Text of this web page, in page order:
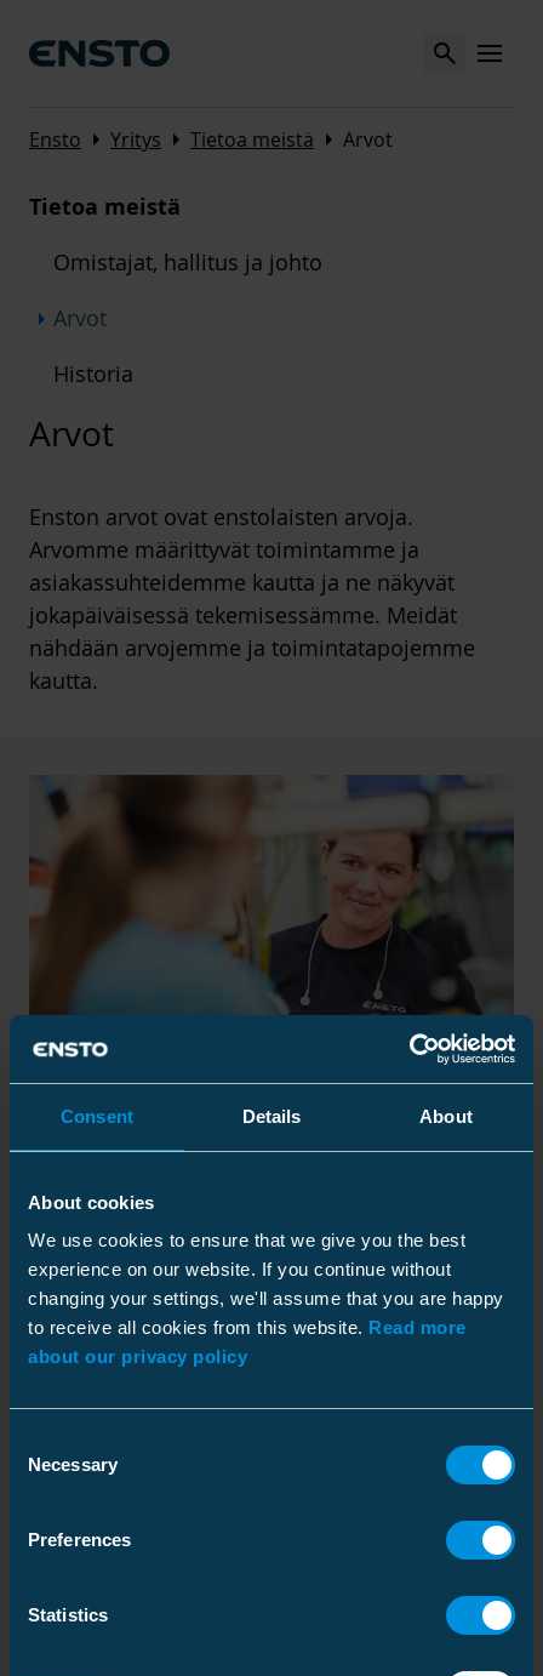
Consent Details About
About cookies
We use cookies to ensure that we give you the best
experience on our website. If you continue without
changing your settings, we'll assume that you are happy
to receive all cookies from this website. Read more
about our privacy policy
Selection
Necessary
Preferences
Statistics
Search MENU
Ensto Arrow_right Yritys Arrow_right Tietoa meistä Arrow_right Arvot
Tietoa meistä
Omistajat, hallitus ja johto
Arrow_rightArvot
Historia
Arvot
Enston arvot ovat enstolaisten arvoja.
Arvomme määrittyvät toimintamme ja
asiakassuhteidemme kautta ja ne näkyvät
jokapäiväisessä tekemisessämme. Meidät
nähdään arvojemme ja toimintatapojemme
kautta.
Luottamuspääoma
Luottamus on kaiken toimintamme perusta, ja luottamus
on ansaittava joka päivä. Ihmiskeskeisyys, avoimuus ja
lupauksemme, mikä tekee meistä luotettavan kumppanin.
Luovuus
kehittää uusia teknologioita ja liiketoimintamalleja.
Luomme älykkäitä ratkaisuja yhdessä asiakkaiden ja